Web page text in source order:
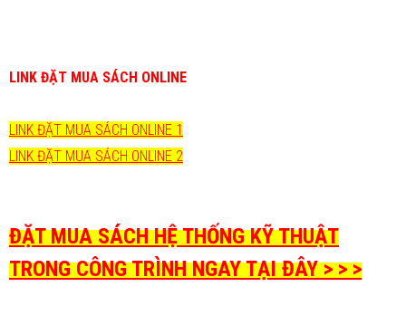
LINK ĐẶT MUA SÁCH ONLINE
LINK ĐẶT MUA SÁCH ONLINE 1
LINK ĐẶT MUA SÁCH ONLINE 2
ĐẶT MUA SÁCH HỆ THỐNG KỸ THUẬT
TRONG CÔNG TRÌNH NGAY TẠI ĐÂY > > >